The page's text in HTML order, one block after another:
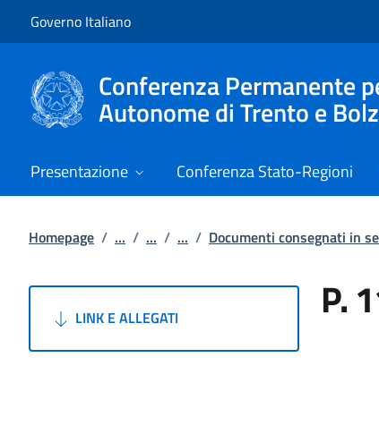
Governo Italiano
Conferenza Permanente
Autonome di Trento e
Presentazione Conferenza Stato-Regioni
Homepage / ... / ... / ... / Documenti consegnati in
LINK E ALLEGATI P.